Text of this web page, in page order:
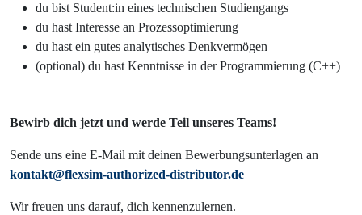
du bist Student:in eines technischen Studiengangs
du hast Interesse an Prozessoptimierung
du hast ein gutes analytisches Denkvermögen
(optional) du hast Kenntnisse in der Programmierung (C++)
Bewirb dich jetzt und werde Teil unseres Teams!
Sende uns eine E-Mail mit deinen Bewerbungsunterlagen an
kontakt@flexsim-authorized-distributor.de
Wir freuen uns darauf, dich kennenzulernen.